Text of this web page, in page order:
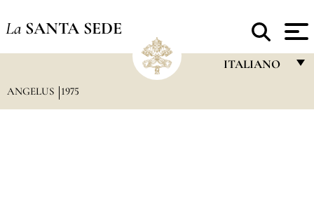
La SANTA SEDE
ITALIANO
ANGELUS 1975